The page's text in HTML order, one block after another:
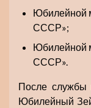
Юбилейной
СССР»;
Юбилейной
СССР».
После службы
Юбилейный